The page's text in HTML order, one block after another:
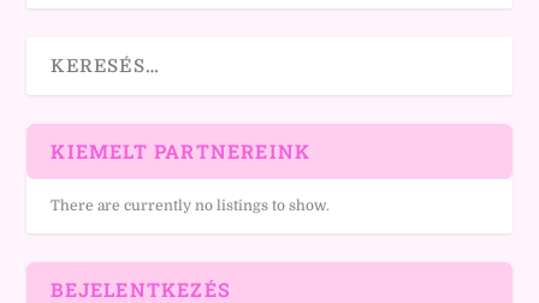
KIEMELT PARTNEREINK
There are currently no listings to show.
BEJELENTKEZÉS